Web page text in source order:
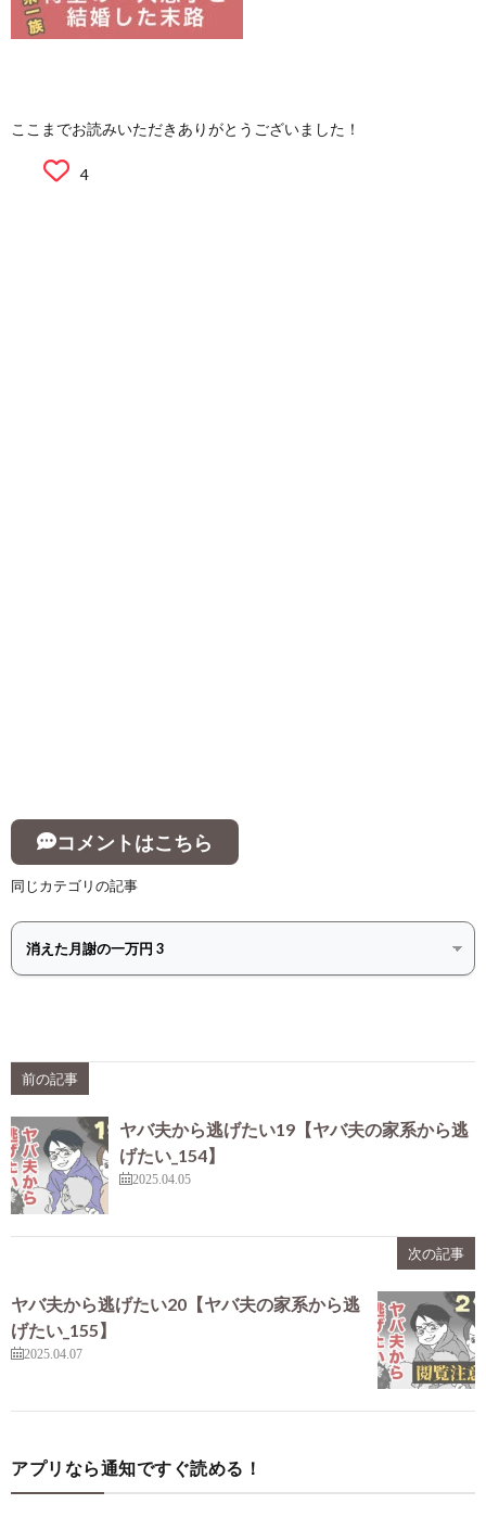
ここまでお読みいただきありがとうございました！
4
コメントはこちら
同じカテゴリの記事
前の記事
ヤバ夫から逃げたい19【ヤバ夫の家系から逃
げたい_154】
2025.04.05
次の記事
ヤバ夫から逃げたい20【ヤバ夫の家系から逃
げたい_155】
2025.04.07
アプリなら通知ですぐ読める！